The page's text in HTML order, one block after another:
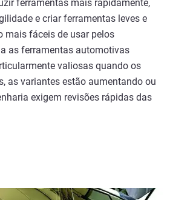
ferramentas mais rapidamente,
e criar ferramentas leves e
mais fáceis de usar pelos
as ferramentas automotivas
valiosas quando os
as variantes estão aumentando ou
exigem revisões rápidas das